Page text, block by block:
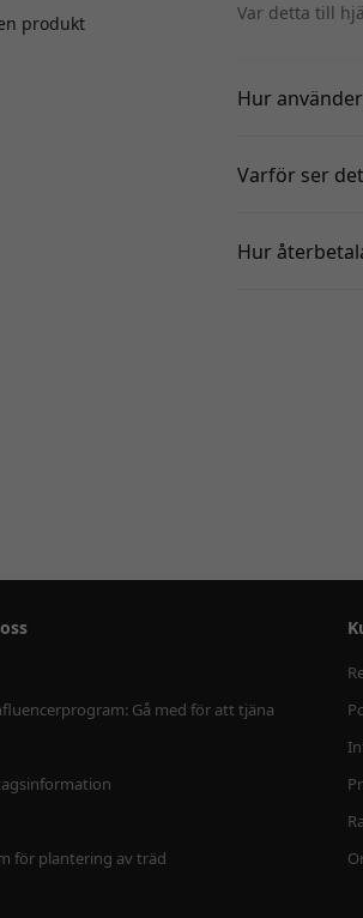
produkt Var detta till
Hur
Varför ser
Hur
Gå med för att tjäna
för plantering av träd